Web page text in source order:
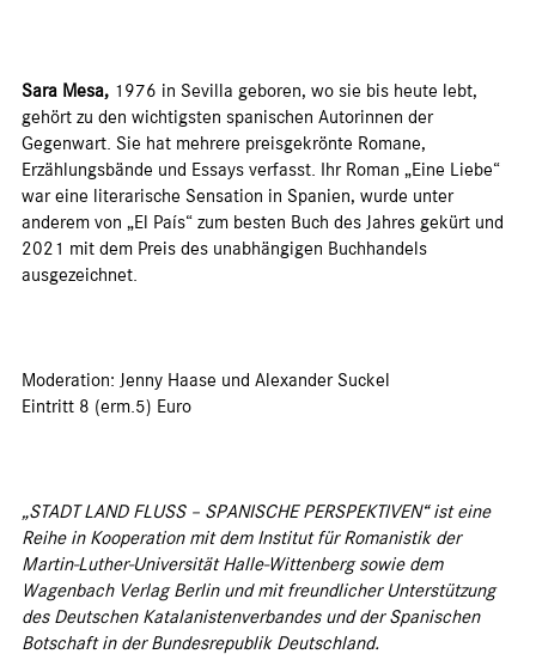
Sara Mesa, 1976 in Sevilla geboren, wo sie bis heute lebt,
gehört zu den wichtigsten spanischen Autorinnen der
Gegenwart. Sie hat mehrere preisgekrönte Romane,
Erzählungsbände und Essays verfasst. Ihr Roman „Eine Liebe“
war eine literarische Sensation in Spanien, wurde unter
anderem von „El País“ zum besten Buch des Jahres gekürt und
2021 mit dem Preis des unabhängigen Buchhandels
ausgezeichnet.
Moderation: Jenny Haase und Alexander Suckel
Eintritt 8 (erm.5) Euro
„STADT LAND FLUSS – SPANISCHE PERSPEKTIVEN“ ist eine
Reihe in Kooperation mit dem Institut für Romanistik der
Martin-Luther-Universität Halle-Wittenberg sowie dem
Wagenbach Verlag Berlin und mit freundlicher Unterstützung
des Deutschen Katalanistenverbandes und der Spanischen
Botschaft in der Bundesrepublik Deutschland.